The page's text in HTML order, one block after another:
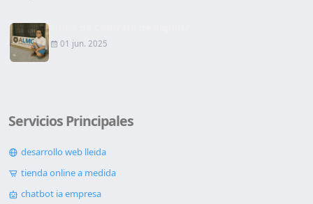
01 jun. 2025
Servicios Principales
desarrollo web lleida
tienda online a medida
chatbot ia empresa